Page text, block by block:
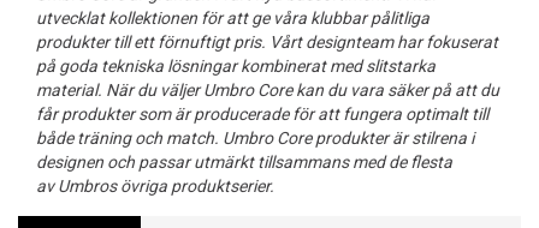
utvecklat kollektionen för att ge våra klubbar pålitliga
produkter till ett förnuftigt pris. Vårt designteam har fokuserat
på goda tekniska lösningar kombinerat med slitstarka
material. När du väljer Umbro Core kan du vara säker på att du
får produkter som är producerade för att fungera optimalt till
både träning och match. Umbro Core produkter är stilrena i
designen och passar utmärkt tillsammans med de flesta
av Umbros övriga produktserier.